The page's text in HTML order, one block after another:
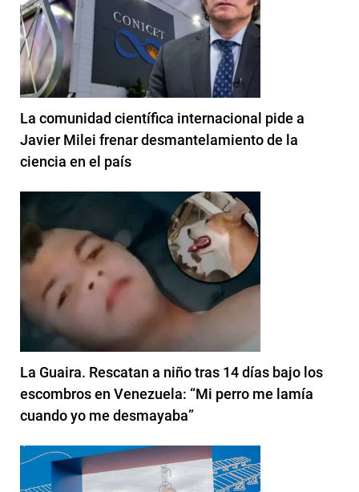
La comunidad científica internacional pide a
Javier Milei frenar desmantelamiento de la
ciencia en el país
La Guaira. Rescatan a niño tras 14 días bajo los
escombros en Venezuela: “Mi perro me lamía
cuando yo me desmayaba”